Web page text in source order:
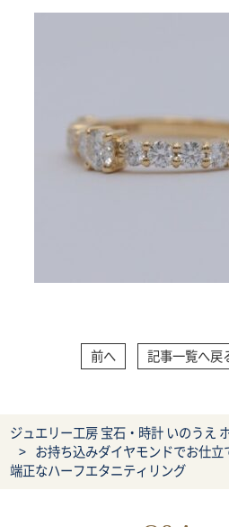
前へ 記事一覧へ戻
ジュエリー工房 宝石・時計 いのうえ
お持ち込みダイヤモンドでお仕立
端正なハーフエタニティリング